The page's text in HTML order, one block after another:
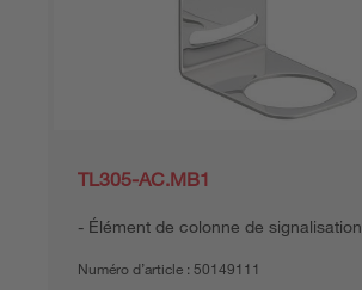
TL305-AC.MB1
Élément de colonne de signalisation
Numéro d’article : 50149111